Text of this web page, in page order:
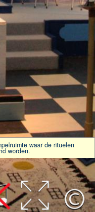
waar de rituelen
worden.